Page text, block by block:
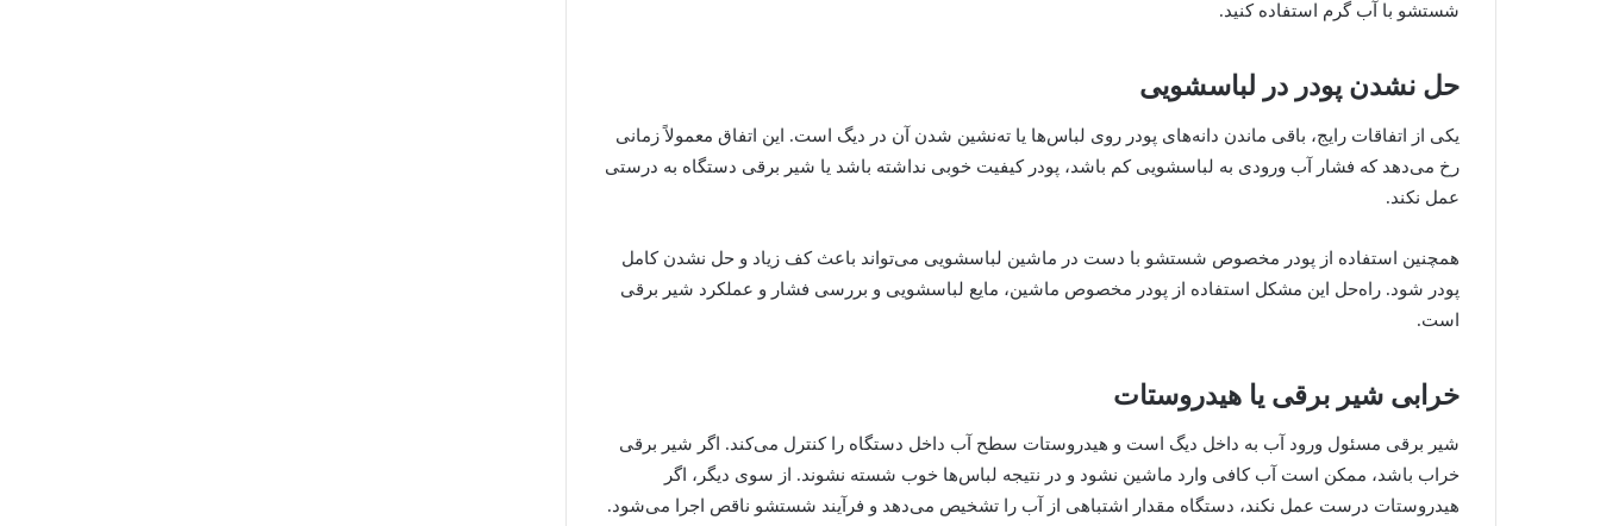
شستشو با آب گرم استفاده کنید.
حل نشدن پودر در لباسشویی
یکی از اتفاقات رایج، باقی ماندن دانه‌های پودر روی لباس‌ها یا ته‌نشین شدن آن در دیگ است. این اتفاق معمولاً زمانی
رخ می‌دهد که فشار آب ورودی به لباسشویی کم باشد، پودر کیفیت خوبی نداشته باشد یا شیر برقی دستگاه به درستی
عمل نکند.
همچنین استفاده از پودر مخصوص شستشو با دست در ماشین لباسشویی می‌تواند باعث کف زیاد و حل نشدن کامل
پودر شود. راه‌حل این مشکل استفاده از پودر مخصوص ماشین، مایع لباسشویی و بررسی فشار و عملکرد شیر برقی
است.
خرابی شیر برقی یا هیدروستات
شیر برقی مسئول ورود آب به داخل دیگ است و هیدروستات سطح آب داخل دستگاه را کنترل می‌کند. اگر شیر برقی
خراب باشد، ممکن است آب کافی وارد ماشین نشود و در نتیجه لباس‌ها خوب شسته نشوند. از سوی دیگر، اگر
هیدروستات درست عمل نکند، دستگاه مقدار اشتباهی از آب را تشخیص می‌دهد و فرآیند شستشو ناقص اجرا می‌شود.